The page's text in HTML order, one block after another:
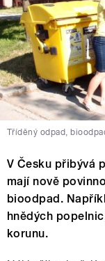
Tříděný odpad,
V Česku přibývá
mají nově
bioodpad.
hnědých
korunu.